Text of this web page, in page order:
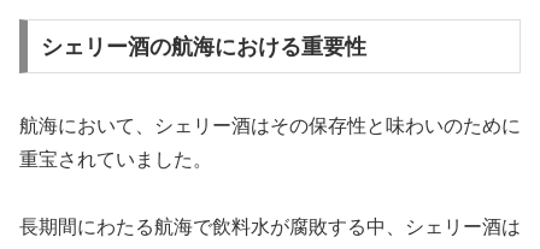
シェリー酒の航海における重要性
航海において、シェリー酒はその保存性と味わいのために
重宝されていました。
長期間にわたる航海で飲料水が腐敗する中、シェリー酒は